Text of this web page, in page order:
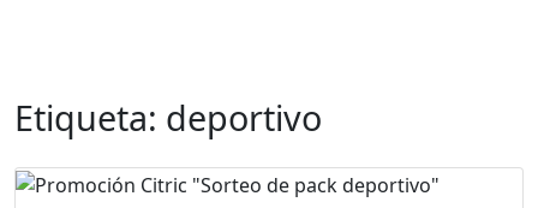
Etiqueta: deportivo